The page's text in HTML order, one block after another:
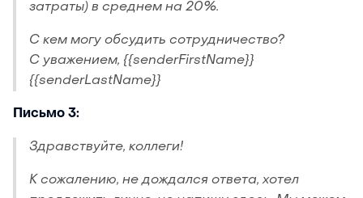
затраты) в среднем на 20%.
С кем могу обсудить сотрудничество?
С уважением, {{senderFirstName}}
{{senderLastName}}
Письмо 3:
Здравствуйте, коллеги!
К сожалению, не дождался ответа, хотел